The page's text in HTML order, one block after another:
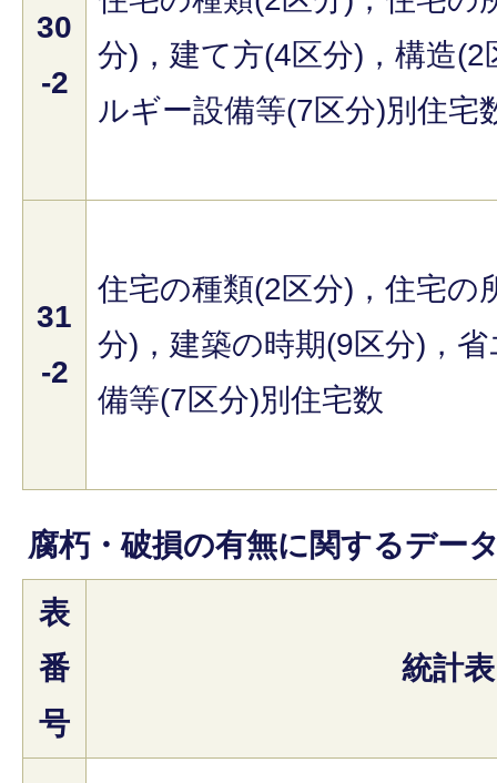
30
-2
分)，建て方(4区分)，構造(2
ルギー設備等(7区分)別住宅
31
-2
住宅の種類(2区分)，住宅の
分)，建築の時期(9区分)，
備等(7区分)別住宅数
腐朽・破損の有無に関するデー
表
番
号
統計表